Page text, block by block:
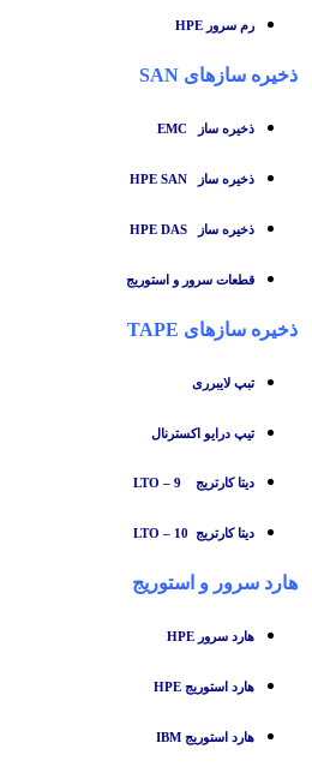
رم سرور HPE
ذخیره سازهای SAN
ذخیره ساز
ذخیره ساز HPE SAN
ذخیره ساز HPE DAS
قطعات سرور و استوریج
ذخیره سازهای TAPE
تبپ لایبرری
تیپ درایو اکسترنال
دیتا کارتریج LTO – 9
دیتا کارتریج LTO – 10
هارد سرور و استوریج
هارد سرور HPE
هارد استوریج HPE
هارد استوریج IBM